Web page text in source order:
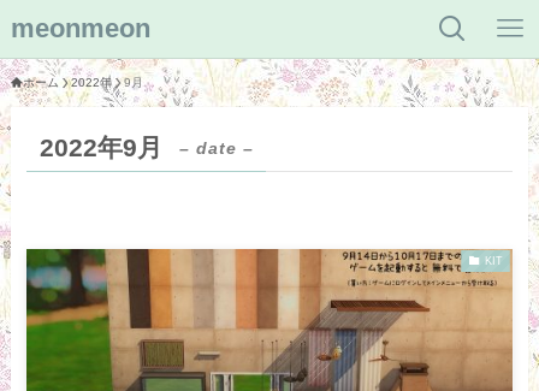
meonmeon
ホーム 2022年 9月
2022年9月 – date –
KIT